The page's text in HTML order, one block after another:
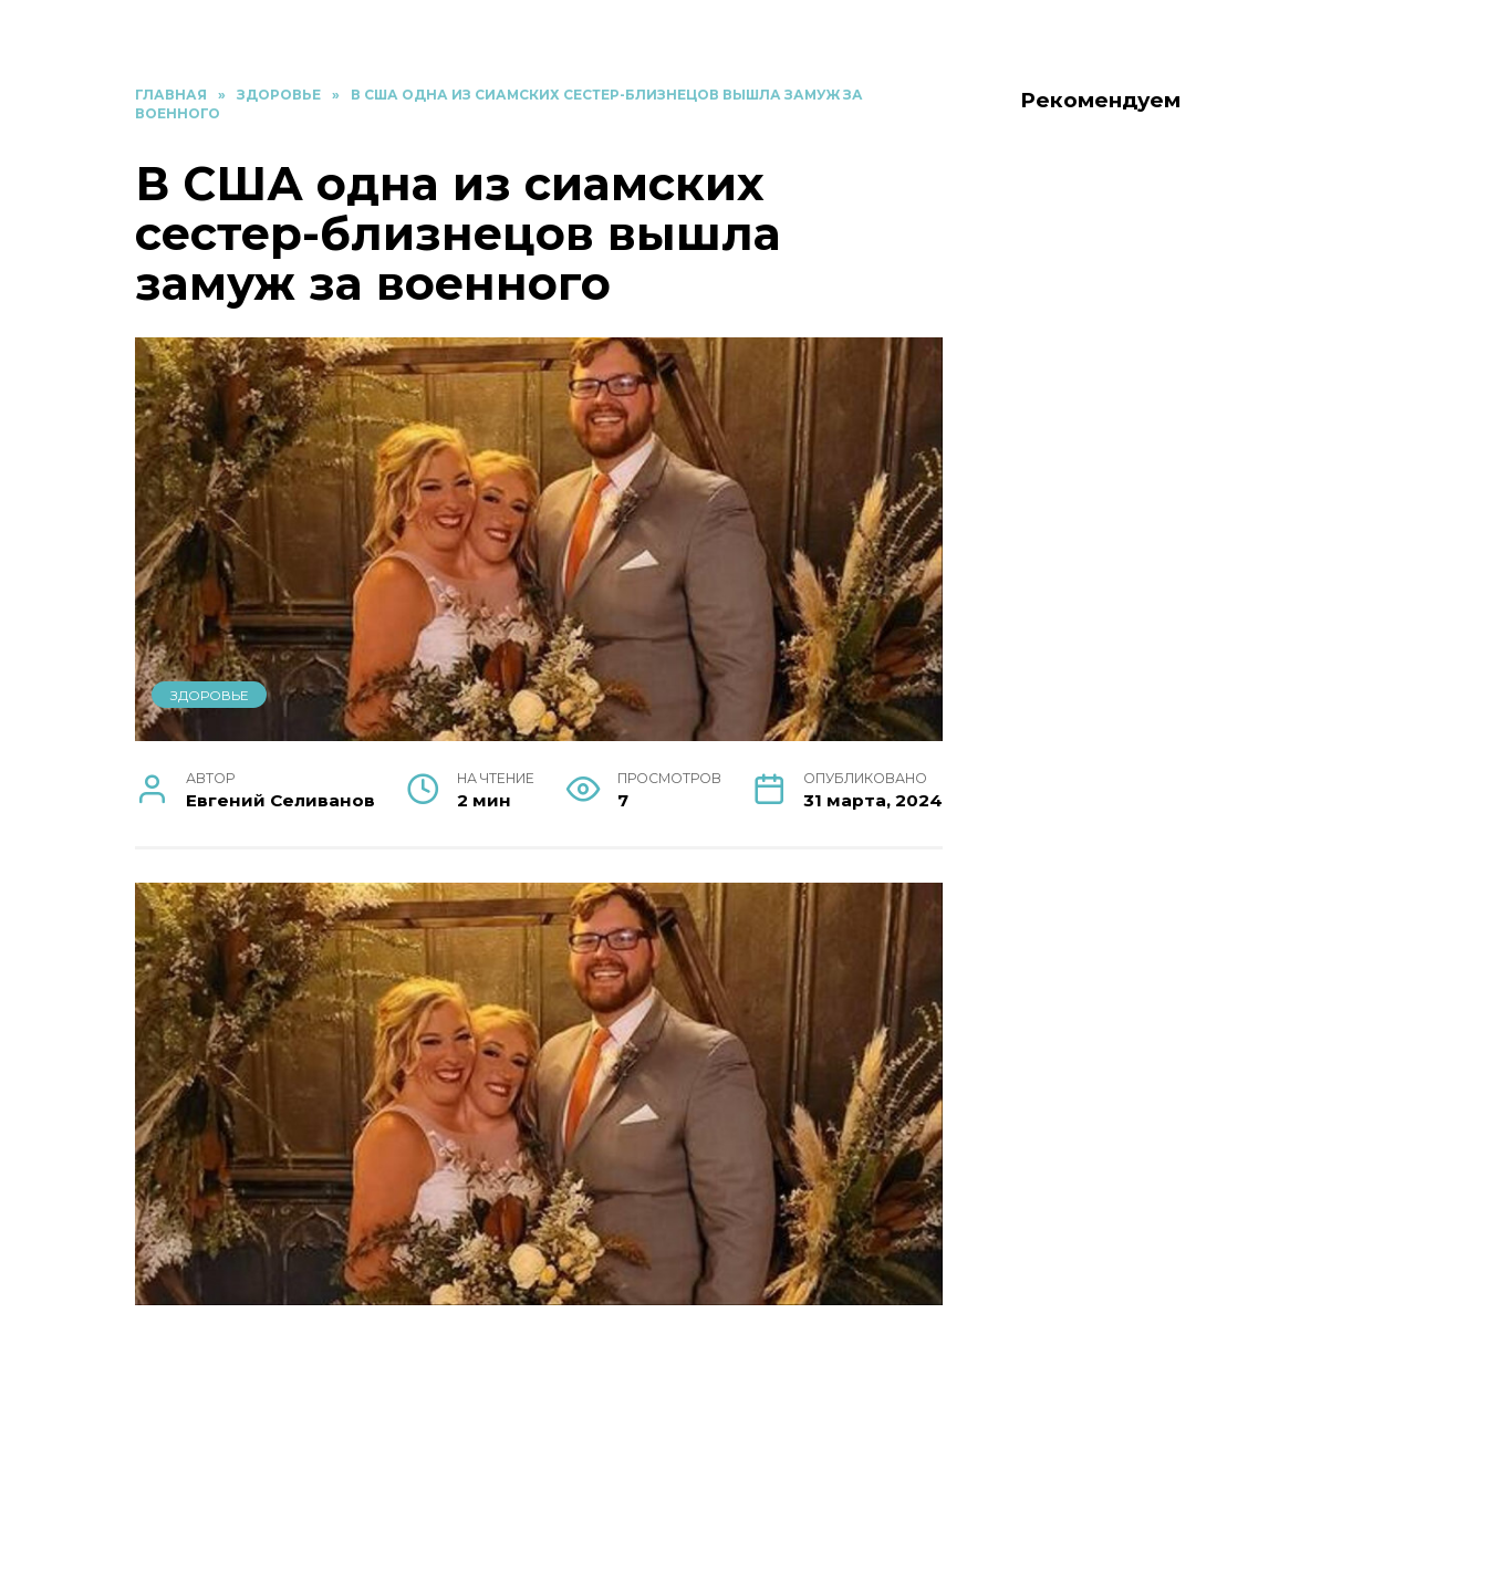
ГЛАВНАЯ » ЗДОРОВЬЕ »
В США ОДНА ИЗ СИАМСКИХ СЕСТЕР-БЛИЗНЕЦОВ ВЫШЛА ЗАМУЖ ЗА
ВОЕННОГО
В США одна из сиамских
сестер-близнецов вышла
замуж за военного
ЗДОРОВЬЕ
АВТОР
Евгений Селиванов
НА ЧТЕНИЕ
2 мин
ПРОСМОТРОВ
7
ОПУБЛИКОВАНО
31 марта, 2024
Рекомендуем